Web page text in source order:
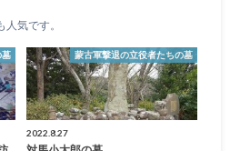
気です。
墓 蒙古軍撃退の立役者たちの墓
2022.8.27